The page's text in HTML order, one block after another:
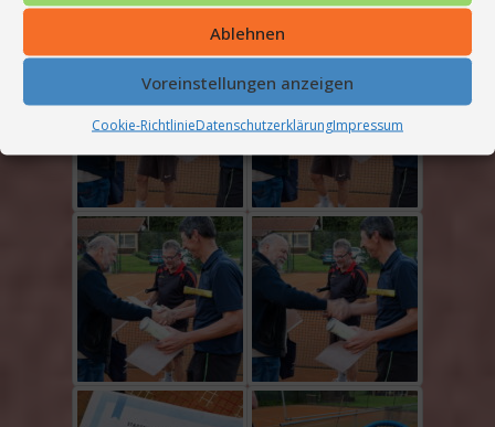
Ablehnen
Voreinstellungen anzeigen
Cookie-RichtlinieDatenschutzerklärungImpressum